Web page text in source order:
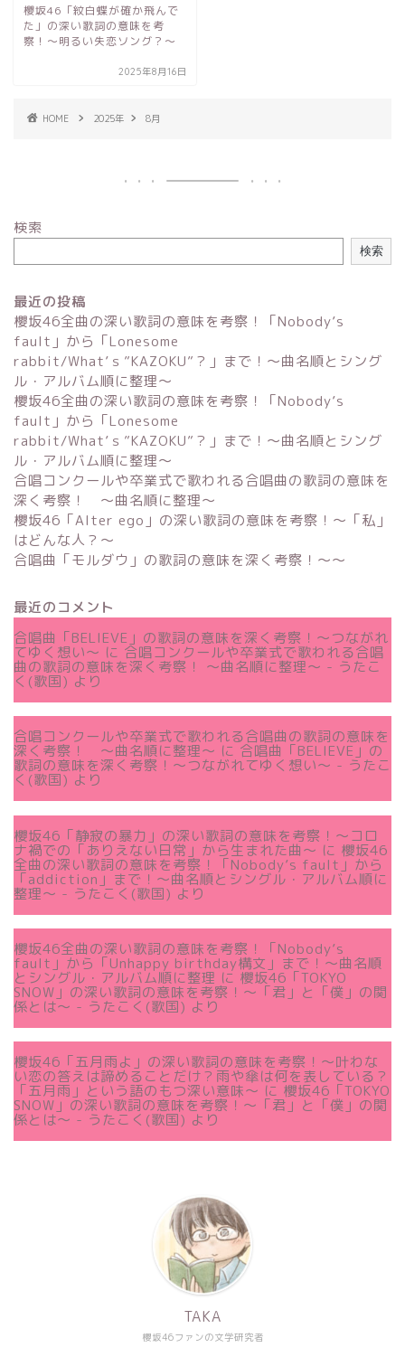
櫻坂46「紋白蝶が確か飛んで
た」の深い歌詞の意味を考
察！〜明るい失恋ソング？～
2025年8月16日
HOME 2025年 8月
検索
検索
最近の投稿
櫻坂46全曲の深い歌詞の意味を考察！「Nobody’s
fault」から「Lonesome
rabbit/What’ｓ”KAZOKU”？」まで！〜曲名順とシング
ル・アルバム順に整理～
櫻坂46全曲の深い歌詞の意味を考察！「Nobody’s
fault」から「Lonesome
rabbit/What’ｓ”KAZOKU”？」まで！〜曲名順とシング
ル・アルバム順に整理～
合唱コンクールや卒業式で歌われる合唱曲の歌詞の意味を
深く考察！ 〜曲名順に整理〜
櫻坂46「Alter ego」の深い歌詞の意味を考察！〜「私」
はどんな人？～
合唱曲「モルダウ」の歌詞の意味を深く考察！〜〜
最近のコメント
合唱曲「BELIEVE」の歌詞の意味を深く考察！〜つながれ
てゆく想い〜 に 合唱コンクールや卒業式で歌われる合唱
曲の歌詞の意味を深く考察！ 〜曲名順に整理〜 - うたこ
く(歌国) より
合唱コンクールや卒業式で歌われる合唱曲の歌詞の意味を
深く考察！ 〜曲名順に整理〜 に 合唱曲「BELIEVE」の
歌詞の意味を深く考察！〜つながれてゆく想い〜 - うたこ
く(歌国) より
櫻坂46「静寂の暴力」の深い歌詞の意味を考察！〜コロ
ナ禍での「ありえない日常」から生まれた曲～ に 櫻坂46
全曲の深い歌詞の意味を考察！「Nobody’s fault」から
「addiction」まで！〜曲名順とシングル・アルバム順に
整理～ - うたこく(歌国) より
櫻坂46全曲の深い歌詞の意味を考察！「Nobody’s
fault」から「Unhappy birthday構文」まで！〜曲名順
とシングル・アルバム順に整理 に 櫻坂46「TOKYO
SNOW」の深い歌詞の意味を考察！〜「君」と「僕」の関
係とは～ - うたこく(歌国) より
櫻坂46「五月雨よ」の深い歌詞の意味を考察！〜叶わな
い恋の答えは諦めることだけ？雨や傘は何を表している？
「五月雨」という語のもつ深い意味～ に 櫻坂46「TOKYO
SNOW」の深い歌詞の意味を考察！〜「君」と「僕」の関
係とは～ - うたこく(歌国) より
櫻坂46ファンの文学研究者
TAKA